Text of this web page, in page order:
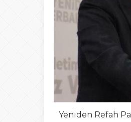
Yeniden Refah